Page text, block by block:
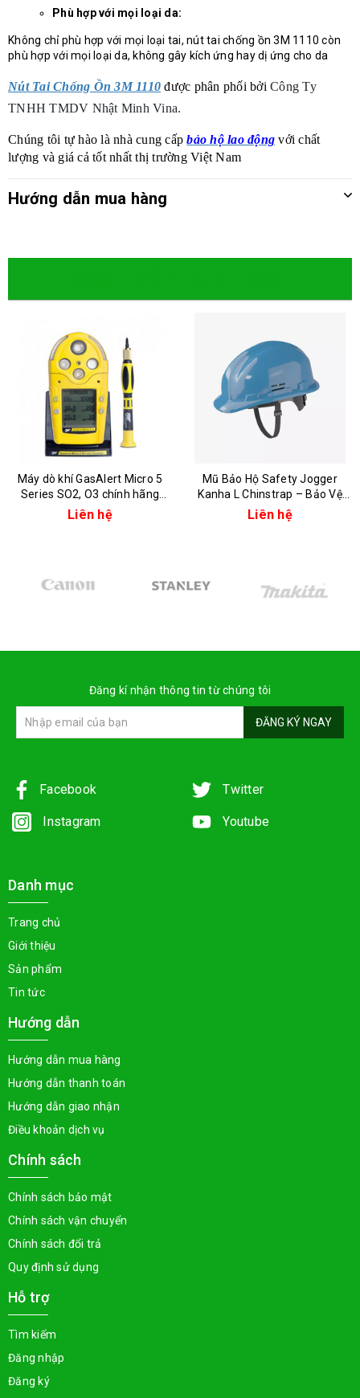
Phù hợp với mọi loại da:
Không chỉ phù hợp với mọi loại tai, nút tai chống ồn 3M 1110 còn
phù hợp với mọi loại da, không gây kích ứng hay dị ứng cho da
Nút Tai Chống Ồn 3M 1110 được phân phối bởi Công Ty
TNHH TMDV Nhật Minh Vina.
Chúng tôi tự hào là nhà cung cấp bảo hộ lao động với chất
lượng và giá cả tốt nhất thị trường Việt Nam
Hướng dẫn mua hàng
Máy dò khí GasAlert Micro 5
Series SO2, O3 chính hãng
Honeywell
Liên hệ
Mũ Bảo Hộ Safety Jogger
Kanha L Chinstrap – Bảo Vệ
Toàn Diện, Thoải Mái Tối Đa
Liên hệ
Đăng kí nhận thông tin từ chúng tôi
ĐĂNG KÝ NGAY
Facebook Twitter
Instagram Youtube
Danh mục
Trang chủ
Giới thiệu
Sản phẩm
Tin tức
Hướng dẫn
Hướng dẫn mua hàng
Hướng dẫn thanh toán
Hướng dẫn giao nhận
Điều khoản dịch vụ
Chính sách
Chính sách bảo mật
Chính sách vận chuyển
Chính sách đổi trả
Quy định sử dụng
Hỗ trợ
Tìm kiếm
Đăng nhập
Đăng ký